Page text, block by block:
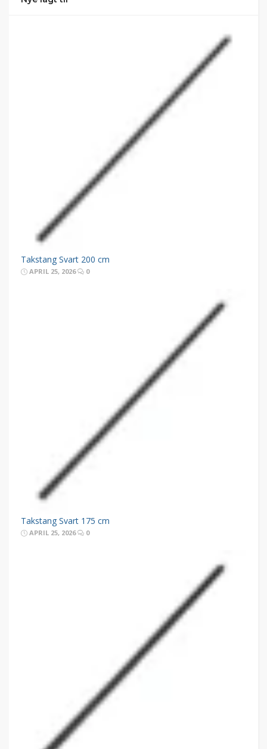
Takstang Svart 200 cm
APRIL 25, 2026 0
Takstang Svart 175 cm
APRIL 25, 2026 0